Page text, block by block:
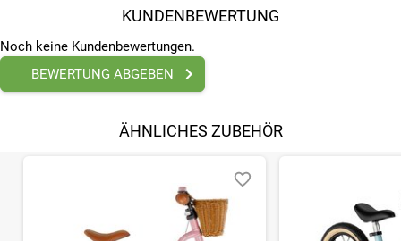
KUNDENBEWERTUNG
Noch keine Kundenbewertungen.
BEWERTUNG ABGEBEN
ÄHNLICHES ZUBEHÖR